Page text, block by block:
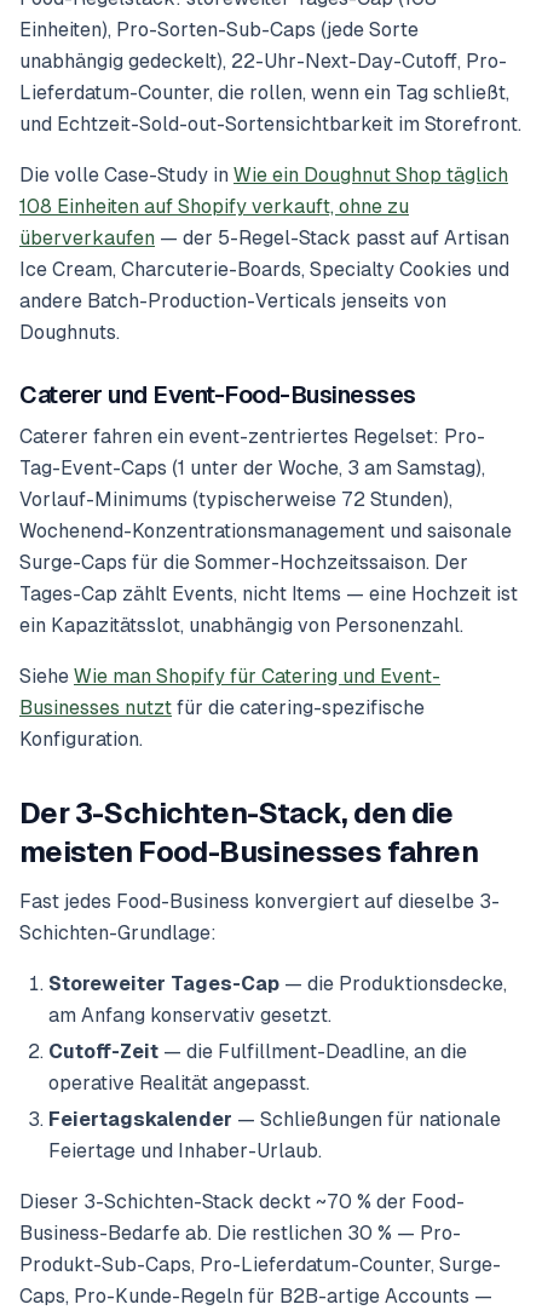
Einheiten), Pro-Sorten-Sub-Caps (jede Sorte
unabhängig gedeckelt), 22-Uhr-Next-Day-Cutoff, Pro-
Lieferdatum-Counter, die rollen, wenn ein Tag schließt,
und Echtzeit-Sold-out-Sortensichtbarkeit im Storefront.
Die volle Case-Study in Wie ein Doughnut Shop täglich
108 Einheiten auf Shopify verkauft, ohne zu
überverkaufen — der 5-Regel-Stack passt auf Artisan
Ice Cream, Charcuterie-Boards, Specialty Cookies und
andere Batch-Production-Verticals jenseits von
Doughnuts.
Caterer und Event-Food-Businesses
Caterer fahren ein event-zentriertes Regelset: Pro-
Tag-Event-Caps (1 unter der Woche, 3 am Samstag),
Vorlauf-Minimums (typischerweise 72 Stunden),
Wochenend-Konzentrationsmanagement und saisonale
Surge-Caps für die Sommer-Hochzeitssaison. Der
Tages-Cap zählt Events, nicht Items — eine Hochzeit ist
ein Kapazitätsslot, unabhängig von Personenzahl.
Siehe Wie man Shopify für Catering und Event-
Businesses nutzt für die catering-spezifische
Konfiguration.
Der 3-Schichten-Stack, den die
meisten Food-Businesses fahren
Fast jedes Food-Business konvergiert auf dieselbe 3-
Schichten-Grundlage:
Storeweiter Tages-Cap — die Produktionsdecke,
am Anfang konservativ gesetzt.
Cutoff-Zeit — die Fulfillment-Deadline, an die
operative Realität angepasst.
Feiertagskalender — Schließungen für nationale
Feiertage und Inhaber-Urlaub.
Dieser 3-Schichten-Stack deckt ~70 % der Food-
Business-Bedarfe ab. Die restlichen 30 % — Pro-
Produkt-Sub-Caps, Pro-Lieferdatum-Counter, Surge-
Caps, Pro-Kunde-Regeln für B2B-artige Accounts —